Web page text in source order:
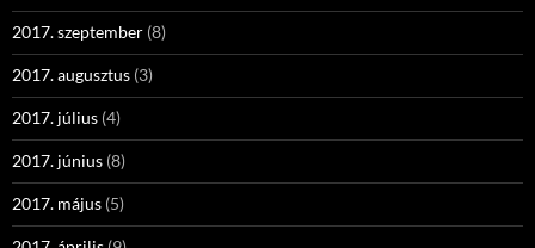
2017. szeptember (8)
2017. augusztus (3)
2017. július (4)
2017. június (8)
2017. május (5)